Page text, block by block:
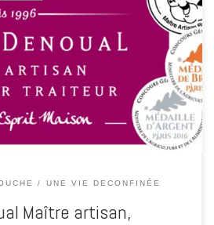
les médailles. Au Concours National des
(Sarthe), il remporte la Médaille d'or et
Catégorie Rillettes Artisanales. Et, est
concours général agricole 2020. Après
c'est au tour de leur " jambon cuit sans
UNE VIE DECONFINÉE
Maître artisan,